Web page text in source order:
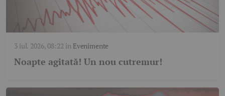
3 iul. 2026, 08:22 în Evenimente
Noapte agitată! Un nou cutremur!